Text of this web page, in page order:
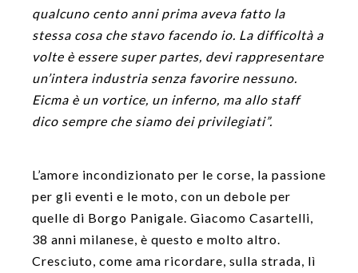
qualcuno cento anni prima aveva fatto la
stessa cosa che stavo facendo io. La difficoltà a
volte è essere super partes, devi rappresentare
un’intera industria senza favorire nessuno.
Eicma è un vortice, un inferno, ma allo staff
dico sempre che siamo dei privilegiati”.
L’amore incondizionato per le corse, la passione
per gli eventi e le moto, con un debole per
quelle di Borgo Panigale. Giacomo Casartelli,
38 anni milanese, è questo e molto altro.
Cresciuto, come ama ricordare, sulla strada, lì